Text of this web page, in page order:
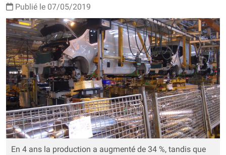
Publié le 07/05/2019
En 4 ans la production a augmenté de 34 %, tandis que